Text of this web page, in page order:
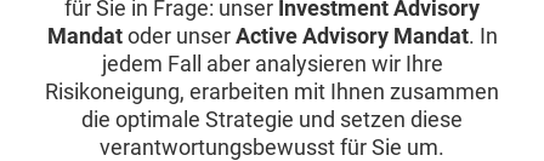
für Sie in Frage: unser Investment Advisory
Mandatoder unserActive Advisory Mandat. In
jedem Fall aber analysieren wir Ihre
Risikoneigung, erarbeiten mit Ihnen zusammen
die optimale Strategie und setzen diese
verantwortungsbewusst für Sie um.